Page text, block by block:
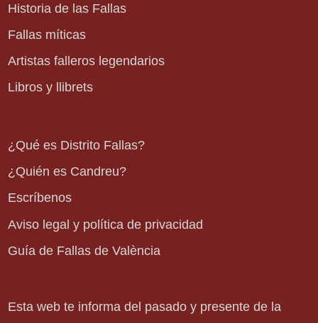
Historia de las Fallas
Fallas míticas
Artistas falleros legendarios
Libros y llibrets
¿Qué es Distrito Fallas?
¿Quién es Candreu?
Escríbenos
Aviso legal y política de privacidad
Guía de Fallas de València
Esta web te informa del pasado y presente de la